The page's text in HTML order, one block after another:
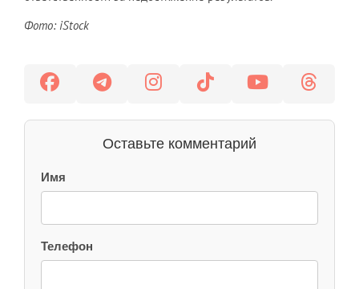
Фото: iStock
Оставьте комментарий
Имя
Телефон